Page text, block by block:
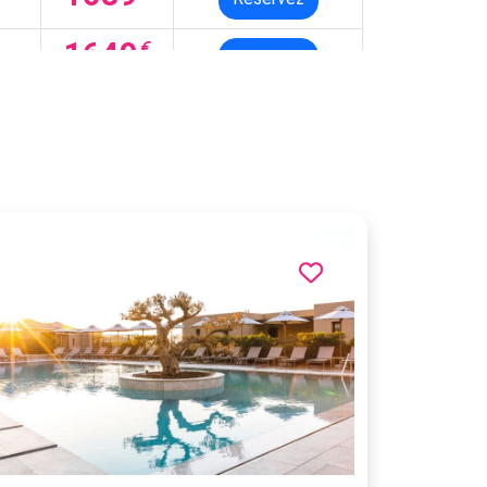
1649 €
1679
1679€ Réservez
€ Réservez
1689€ Réservez